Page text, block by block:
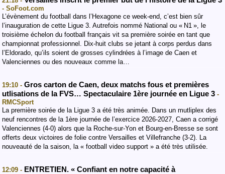
- SoFoot.com
L’évènement du football dans l’Hexagone ce week-end, c’est bien sûr
l’inauguration de cette Ligue 3. Autrefois nommé National ou « N1 », le
troisième échelon du football français vit sa première soirée en tant que
championnat professionnel. Dix-huit clubs se jetant à corps perdus dans
l’Eldorado, qu’ils soient de grosses cylindrées à l’image de Caen et
Valenciennes ou des nouveaux comme la…
19:10 - Gros carton de Caen, deux matchs fous et premières
utlisations de la FVS… Spectaculaire 1ère journée en Ligue 3 -
RMCSport
La première soirée de la Ligue 3 a été très animée. Dans un mutliplex des
neuf rencontres de la 1ère journée de l’exercice 2026-2027, Caen a corrigé
Valenciennes (4-0) alors que la Roche-sur-Yon et Bourg-en-Bresse se sont
offerts deux victoires de folie contre Versailles et Villefranche (3-2). La
nouveauté de la saison, la « football video support » a été très utilisée.
12:09 - ENTRETIEN. « Confiant en notre capacité à